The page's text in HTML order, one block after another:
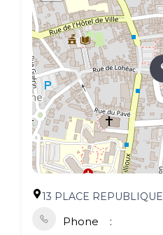
13 PLACE REPUBLIQUE
Phone